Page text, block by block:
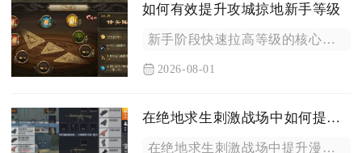
如何有效提升攻城掠地新手等级
新手阶段快速拉高等级的核心逻辑是主线副本打底、世界地图持续刷...
2026-08-01
在绝地求生刺激战场中如何提升漫步走的效果
在绝地求生刺激战场中提升漫步走效果的核心在于精准控摇杆、搭配...